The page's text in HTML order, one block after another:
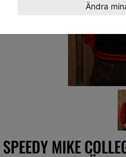
Ändra
SPEEDY MIKE